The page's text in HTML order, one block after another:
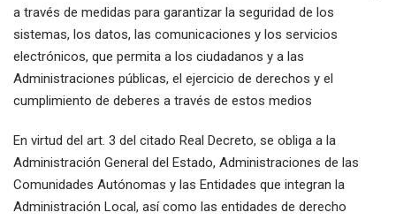
a través de medidas para garantizar la seguridad de los
sistemas, los datos, las comunicaciones y los servicios
electrónicos, que permita a los ciudadanos y a las
Administraciones públicas, el ejercicio de derechos y el
cumplimiento de deberes a través de estos medios
En virtud del art. 3 del citado Real Decreto, se obliga a la
Administración General del Estado, Administraciones de las
Comunidades Autónomas y las Entidades que integran la
Administración Local, así como las entidades de derecho